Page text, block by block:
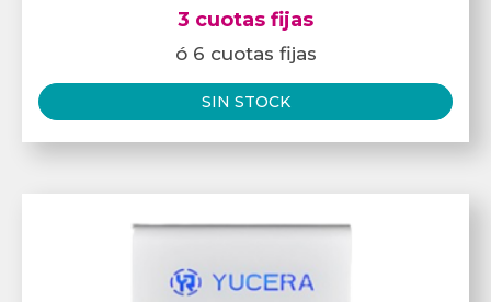
3 cuotas fijas
ó 6 cuotas fijas
SIN STOCK